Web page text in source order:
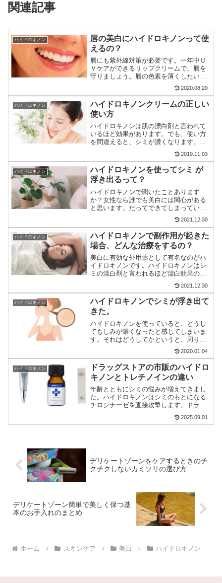
関連記事
ハイドロキノン
唇の美白にハイドロキノンって使
えるの？
唇にも紫外線対策が必要です。一年中Ｕ
Ｖケアができるリップクリームで、唇を
守りましょう。唇の色素を薄くしたい人
には、デリケートゾーン用のクリームが
おすすめです。肌に優しく医薬部外品で
すから安心して使用できます。
2020.08.20
ハイドロキノン
ハイドロキノンクリームの正しい
使い方
ハイドロキノンは肌の漂白剤と言われて
いるほど効果があります。でも、使い方
を間違えると、シミが濃くなります。ハ
イドロキノンの正しい使い方とハイドロ
キノンの効果を紹介します。また、ハイ
ドロキノン配合の化粧品を紹介していま
すので参考にしてください。
2019.11.03
ハイドロキノン
ハイドロキノンを使ってシミ が
浮き出るって？
ハイドロキノンで聞いたことあります
か？女性なら誰でも美白には関心がある
と思います。だってできてしまっている
シミやくすみなど薄くしたいと思ってい
ませんか？それならばハイドロキノンが
配合されている洗顔や化粧水を使ってっ
てシミやくすみを薄くしていくのが1番効
果的な方法です。
2021.12.30
ハイドロキノン
ハイドロキノンで副作用が起きた
場合、どんな治療をするの？
美白に有効な外用薬として有名なのがハ
イドロキノンです。ハイドロキノンはシ
ミの漂白剤と言われるほど漂白効果の高
い美白成分です。効果が高い反面、赤み
やかゆみなど副作用も起こりやすいのが
特徴です。副作用が起きたときの治療の
方法をお話しします。
2021.12.30
ハイドロキノン
ハイドロキノンでシミが浮き出て
きた。
ハイドロキノンを使っていると、どうし
てもしみが濃くなったと感じてしまいま
す。それはどうしてかというと、周りの
皮膚も漂白されているためしみが濃くな
ったと感じているだけです。これほどの
効果があるハイドロキノンの使い方ハイ
ドロキノン配合スキンケアの紹介をして
います。
2020.01.04
ハイドロキノン
ドラッグストアの市販のハイドロ
キノンとトレチノインの違い
年齢とともにシミの悩みが増えてきまし
た。ハイドロキノンはシミのもとになる
チロシナーゼを直接攻撃します。ドラッ
トレチノインを探してみました。
2025.09.01
デリケートゾーンをケアするときのチ
クチクしないカミソリの選び方
デリケートゾーン簡単で美しく保つ基
本のお手入れのまとめ
ホーム スキンケア 美白 ハイドロキノン